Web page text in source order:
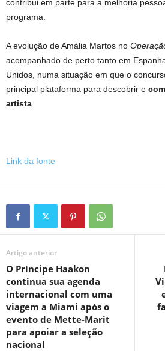
contribui em parte para a melhoria
programa.
A evolução de Amália Martos no
acompanhado de perto tanto em
Unidos, numa situação em que o
principal plataforma para descobrir e
artista
Link da fonte
Artigo anterior
O Príncipe Haakon
continua sua agenda
internacional com uma
viagem a Miami após o
evento de Mette-Marit
para apoiar a seleção
nacional